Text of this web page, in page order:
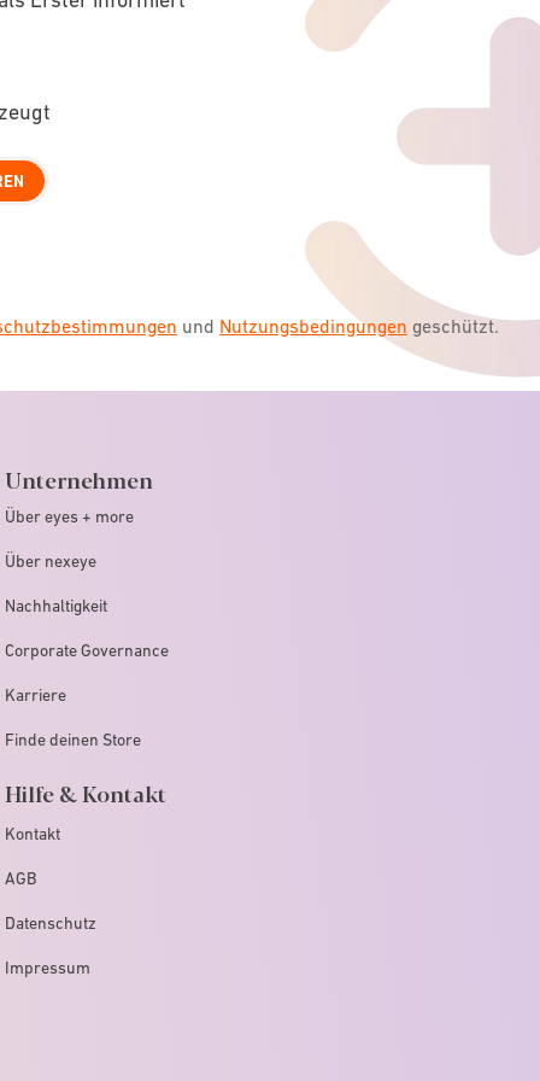
und Nutzungsbedingungen geschützt.
Unternehmen
Über eyes + more
Über nexeye
Nachhaltigkeit
Corporate Governance
Karriere
Finde deinen Store
Hilfe & Kontakt
Kontakt
AGB
Datenschutz
Impressum